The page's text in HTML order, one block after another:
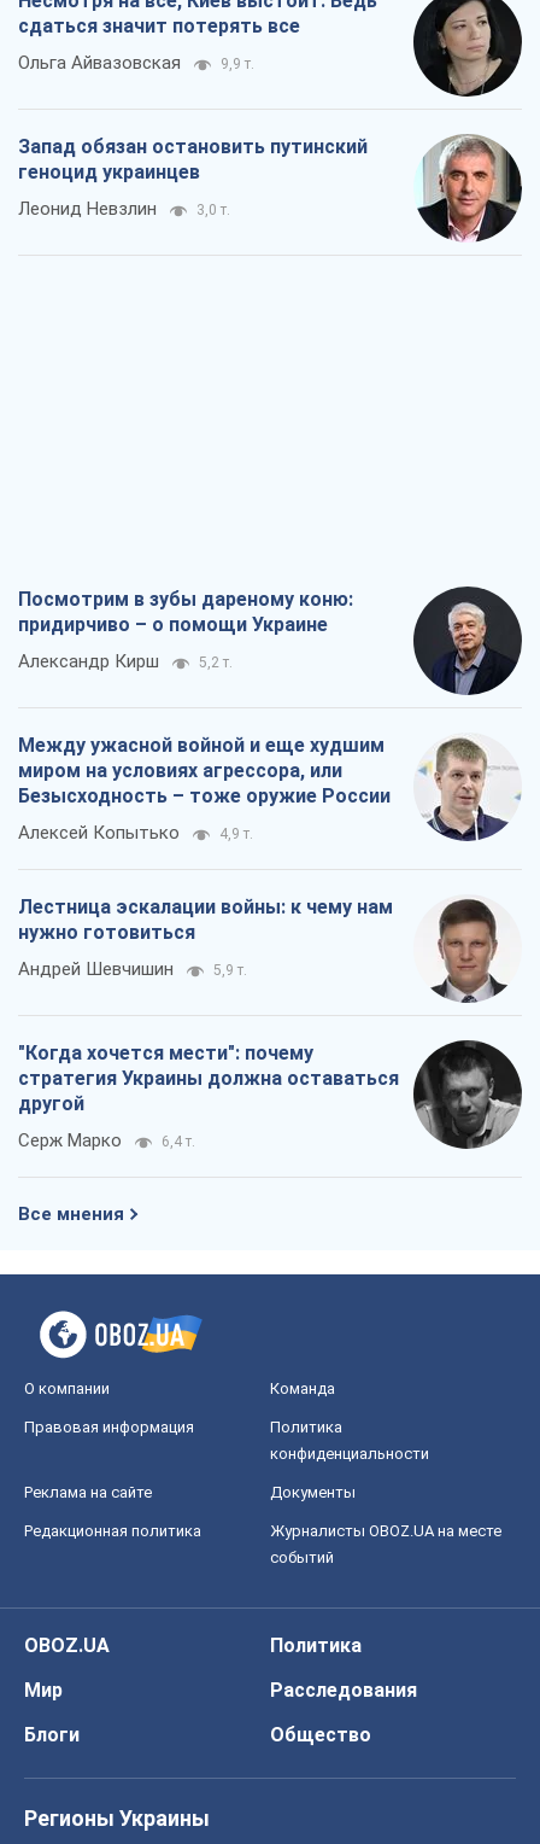
сдаться значит потерять все
Ольга Айвазовская 9,9 т.
Запад обязан остановить путинский
геноцид украинцев
Леонид Невзлин 3,0 т.
Посмотрим в зубы дареному коню:
придирчиво – о помощи Украине
Александр Кирш 5,2 т.
Между ужасной войной и еще худшим
миром на условиях агрессора, или
Безысходность – тоже оружие России
Алексей Копытько 4,9 т.
Лестница эскалации войны: к чему нам
нужно готовиться
Андрей Шевчишин 5,9 т.
"Когда хочется мести": почему
стратегия Украины должна оставаться
другой
Серж Марко 6,4 т.
Все мнения
О компании Команда
Правовая информация
Политика
конфиденциальности
Реклама на сайте Документы
Редакционная политика
Журналисты OBOZ.UA на месте
событий
OBOZ.UA
Политика
Мир
Расследования
Блоги
Общество
Регионы Украины